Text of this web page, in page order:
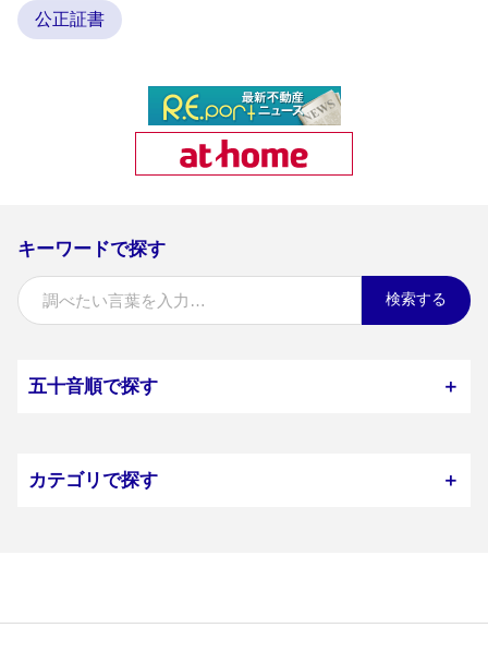
キーワードで探す
検索する
五十音順で探す ＋
カテゴリで探す ＋
公正証書